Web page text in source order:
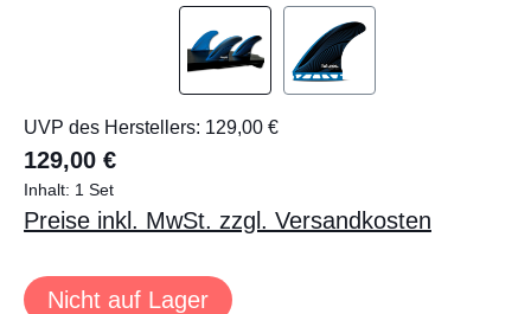
UVP des Herstellers: 129,00 €
129,00 €
Inhalt: 1 Set
Preise inkl. MwSt. zzgl. Versandkosten
Nicht auf Lager